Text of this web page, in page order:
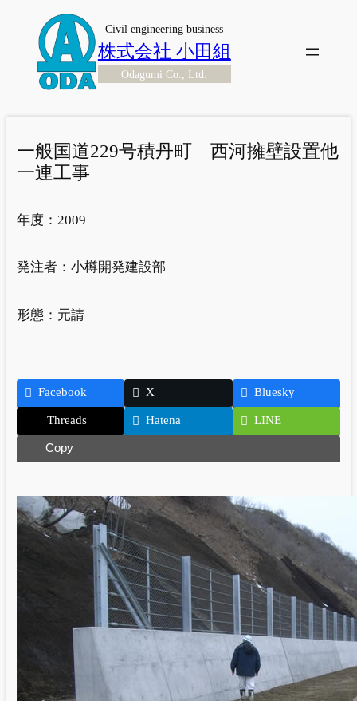
プ
Civil engineering business
株式会社 小田組
Odagumi Co., Ltd.
一般国道229号積丹町 西河擁壁設置他
一連工事
年度： 2009
発注者：小樽開発建設部
形態： 元請
Facebook X Bluesky
Threads Hatena LINE
Copy